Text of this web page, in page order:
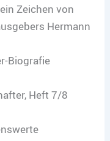
Zeichen von
Hermann
Biografie
Heft 7/8